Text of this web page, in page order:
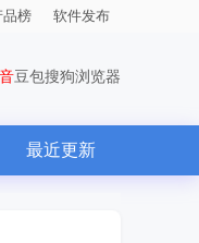
榜 软件发布
豆包搜狗浏览器
最近更新